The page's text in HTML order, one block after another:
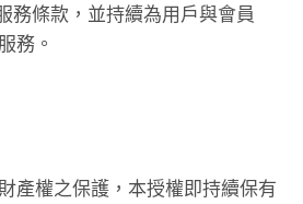
務條款，並持續為用戶與會員
務。
產權之保護，本授權即持續保有